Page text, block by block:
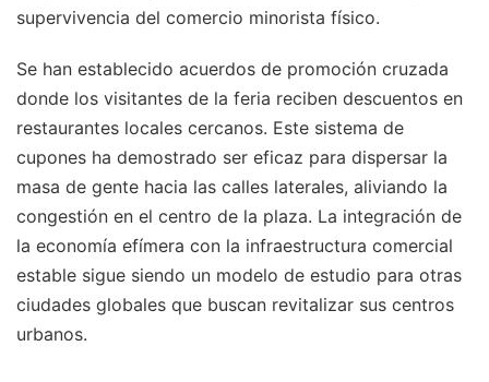
supervivencia del comercio minorista físico.
Se han establecido acuerdos de promoción cruzada
donde los visitantes de la feria reciben descuentos en
restaurantes locales cercanos. Este sistema de
cupones ha demostrado ser eficaz para dispersar la
masa de gente hacia las calles laterales, aliviando la
congestión en el centro de la plaza. La integración de
la economía efímera con la infraestructura comercial
estable sigue siendo un modelo de estudio para otras
ciudades globales que buscan revitalizar sus centros
urbanos.